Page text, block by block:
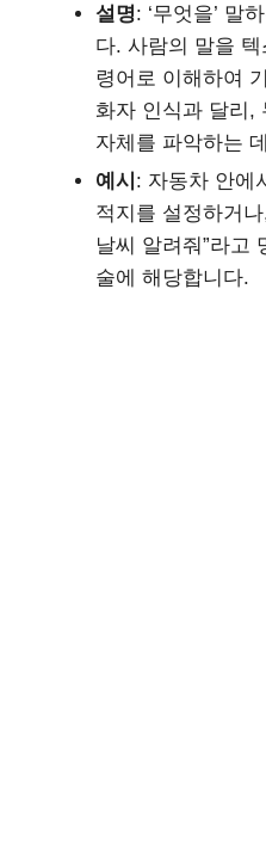
설명: ‘무엇을’ 말
다. 사람의 말을
령어로 이해하여
화자 인식과 달리,
자체를 파악하는
예시 : 자동차 안에
적지를 설정하거
날씨 알려줘”라고
술에 해당합니다.